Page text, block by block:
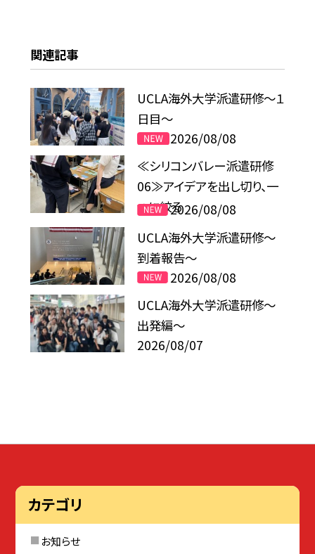
関連記事
UCLA海外大学派遣研修〜１
日目〜
2026/08/08
≪シリコンバレー派遣研修
06≫アイデアを出し切り、一
つに絞る2026/08/08
UCLA海外大学派遣研修〜
到着報告〜
2026/08/08
UCLA海外大学派遣研修〜
出発編〜
2026/08/07
カテゴリ
お知らせ